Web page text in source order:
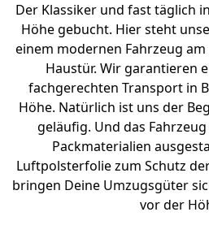
Der Klassiker und fast täglich
Höhe gebucht. Hier steht
einem modernen Fahrzeug
Haustür. Wir garantieren
fachgerechten Transport in
Höhe. Natürlich ist uns der
geläufig. Und das
Packmaterialien
Luftpolsterfolie zum Schutz
bringen Deine Umzugsgüter
vor der